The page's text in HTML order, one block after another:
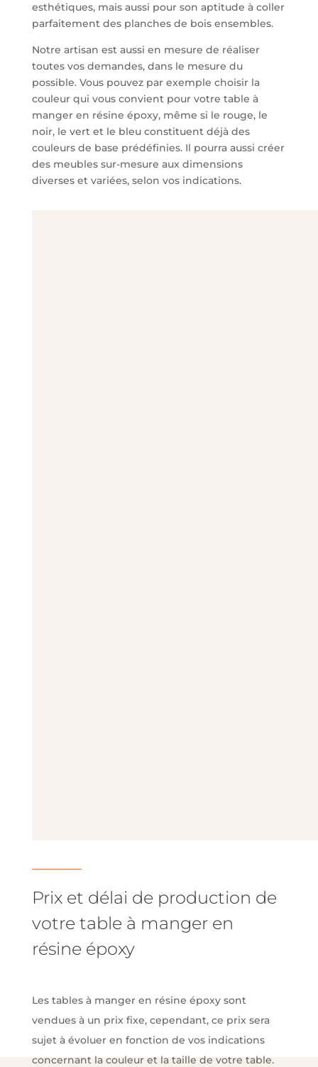
esthétiques, mais aussi pour son aptitude à coller
parfaitement des planches de bois ensembles.
Notre artisan est aussi en mesure de réaliser
toutes vos demandes, dans le mesure du
possible. Vous pouvez par exemple choisir la
couleur qui vous convient pour votre table à
manger en résine époxy, même si le rouge, le
noir, le vert et le bleu constituent déjà des
couleurs de base prédéfinies. Il pourra aussi créer
des meubles sur-mesure aux dimensions
diverses et variées, selon vos indications.
Prix et délai de production de
votre table à manger en
résine époxy
Les tables à manger en résine époxy sont
vendues à un prix fixe, cependant, ce prix sera
sujet à évoluer en fonction de vos indications
concernant la couleur et la taille de votre table.